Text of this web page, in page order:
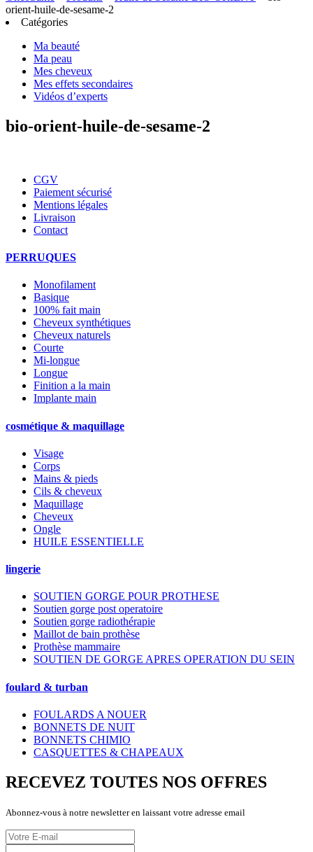
orient-huile-de-sesame-2
Catégories
Ma beauté
Ma peau
Mes cheveux
Mes effets secondaires
Vidéos d’experts
bio-orient-huile-de-sesame-2
CGV
Paiement sécurisé
Mentions légales
Livraison
Contact
PERRUQUES
Monofilament
Basique
100% fait main
Cheveux synthétiques
Cheveux naturels
Courte
Mi-longue
Longue
Finition a la main
Implante main
cosmétique & maquillage
Visage
Corps
Mains & pieds
Cils & cheveux
Maquillage
Cheveux
Ongle
HUILE ESSENTIELLE
lingerie
SOUTIEN GORGE POUR PROTHESE
Soutien gorge post operatoire
Soutien gorge radiothérapie
Maillot de bain prothèse
Prothèse mammaire
SOUTIEN DE GORGE APRES OPERATION DU SEIN
foulard & turban
FOULARDS A NOUER
BONNETS DE NUIT
BONNETS CHIMIO
CASQUETTES & CHAPEAUX
RECEVEZ TOUTES NOS OFFRES
Abonnez-vous à notre newsletter en laissant votre adresse email